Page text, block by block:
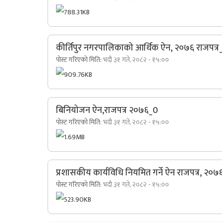
788.31KB
कीर्तिपुर नगरपालिकाको आर्थिक ऐन, २०७६
पोस्ट गरिएको मिति:भदौ ३१ गते, २०८२ - १५:००
909.76KB
बिनियोजन ऐन,राजपत्र २०७६_0
पोस्ट गरिएको मिति:भदौ ३१ गते, २०८२ - १५:००
1.69MB
प्रशासकीय कार्यविधि नियमित गर्ने ऐन राजपत्र,
पोस्ट गरिएको मिति:भदौ ३१ गते, २०८२ - १५:००
523.90KB